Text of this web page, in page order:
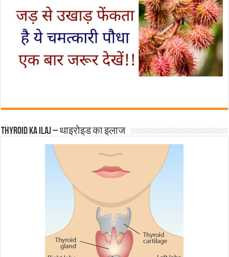
Thyroid ka ilaj – थाइरोइड का इलाज